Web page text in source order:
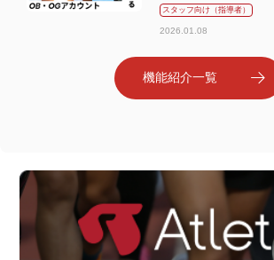
スタッフ向け（指導者）
2026.01.08
機能紹介一覧